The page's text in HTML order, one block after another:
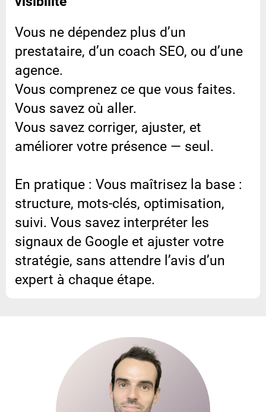
Vous ne dépendez plus d’un
prestataire, d’un coach SEO, ou d’une
agence.
Vous comprenez ce que vous faites.
Vous savez où aller.
Vous savez corriger, ajuster, et
améliorer votre présence — seul.
En pratique : Vous maîtrisez la base :
structure, mots-clés, optimisation,
suivi. Vous savez interpréter les
signaux de Google et ajuster votre
stratégie, sans attendre l’avis d’un
expert à chaque étape.